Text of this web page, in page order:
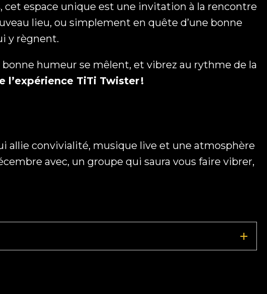
espace unique est une invitation à la rencontre
lieu, ou simplement en quête d’une bonne
y règnent.
humeur se mêlent, et vibrez au rythme de la
l’expérience TiTi Twister !
allie convivialité, musique live et une atmosphère
avec, un groupe qui saura vous faire vibrer,